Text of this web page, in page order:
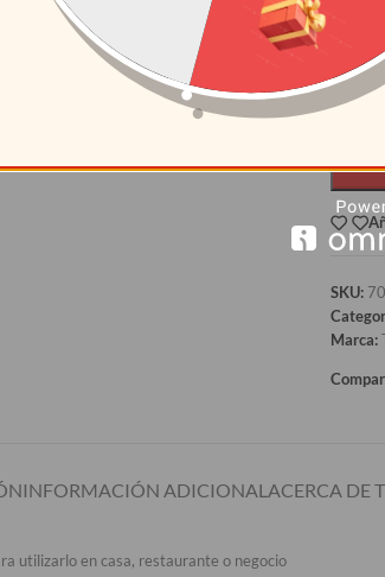
SKU:
Marca:
INFORMACIÓN ADICIONAL ACERCA DE
utilizarlo en casa, restaurante o negocio